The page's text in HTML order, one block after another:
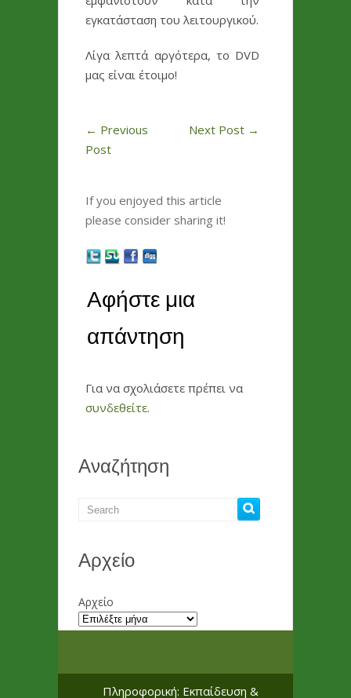
εγκατάσταση του λειτουργικού.
Λίγα λεπτά αργότερα, το DVD
μας είναι έτοιμο!
← Previous
Post
Next Post →
If you enjoyed this article
please consider sharing it!
Αφήστε μια
απάντηση
Για να σχολιάσετε πρέπει να
συνδεθείτε.
Αναζήτηση
Αρχείο
Αρχείο
Πληροφορική: Εκπαίδευση &